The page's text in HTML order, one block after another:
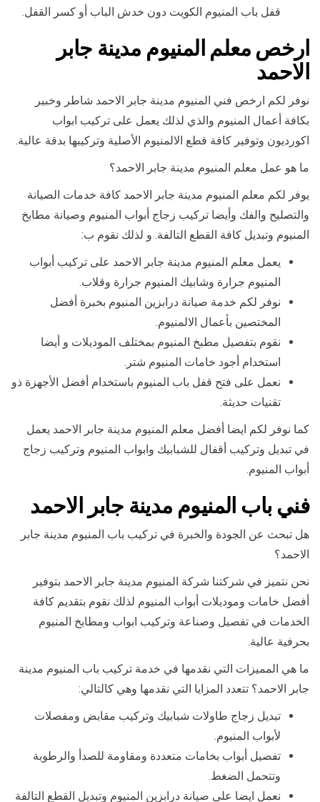
قفل باب المنيوم الكويت دون خدش الباب أو كسر القفل.
ارخص معلم المنيوم مدينة جابر
الاحمد
نوفر لكم ارخص فني المنيوم مدينة جابر الاحمد شاطر وخبير
بكافة أعمال المنيوم والذي لذلك يعمل على تركيب ابواب
اكورديون وتوفير كافة قطع الالمنيوم الأصلية وتركيبها بدقة عالية.
ما هو عمل معلم المنيوم مدينة جابر الاحمد؟
يوفر لكم معلم المنيوم مدينة جابر الاحمد كافة خدمات الصيانة
والتصليح والفك وأيضا تركيب زجاج أبواب المنيوم وصيانة مطابخ
المنيوم وتبديل كافة القطع التالفة. و لذلك نقوم ب:
يعمل معلم المنيوم مدينة جابر الاحمد على تركيب أبواب
المنيوم جرارة وشابيك المنيوم جرارة وقلاب.
نوفر لكم خدمة صيانة درابزين المنيوم بخبرة أفضل
المختصين بأعمال الالمنيوم.
نقوم بتفصيل مطبخ المنيوم بمختلف الموديلات و أيضا
استخدام أجود خامات المنيوم شتر.
نعمل على فتح قفل باب المنيوم باستخدام أفضل الأجهزة ذو
تقنيات حديثة.
كما نوفر لكم ايضا أفضل معلم المنيوم مدينة جابر الاحمد يعمل
في تبديل وتركيب أقفال للشبابيك وابواب المنيوم وتركيب زجاج
أبواب المنيوم.
فني باب المنيوم مدينة جابر الاحمد
هل تبحث عن الجودة والخبرة في تركيب باب المنيوم مدينة جابر
الاحمد؟
نحن نتميز في شركتنا شركة المنيوم مدينة جابر الاحمد بتوفير
أفضل خامات وموديلات أبواب المنيوم لذلك نقوم بتقديم كافة
الخدمات في تفصيل وصناعة وتركيب ابواب ومطابخ المنيوم
بحرفية عالية.
ما هي المميزات التي نقدمها في خدمة تركيب باب المنيوم مدينة
جابر الاحمد؟ تتعدد المزايا التي نقدمها وهي كالتالي:
تبديل زجاج طاولات شبابيك وتركيب مقابض ومفصلات
لأبواب المنيوم.
تفصيل أبواب بخامات متعددة ومقاومة للصدأ والرطوبة
وتتحمل الضغط.
نعمل ايضا على صيانة درابزين المنيوم وتبديل القطع التالفة